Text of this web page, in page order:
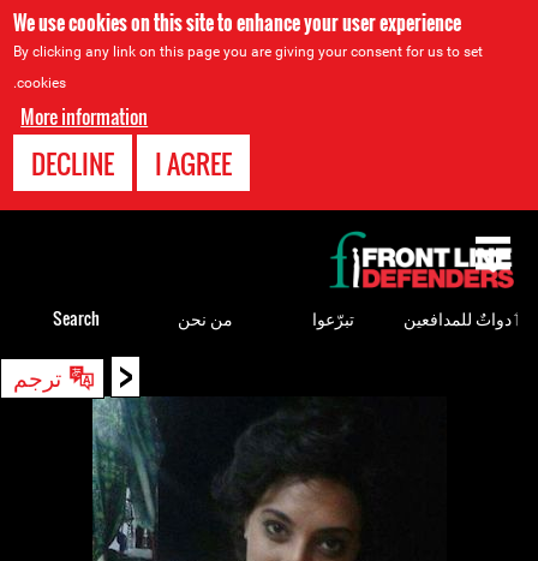
We use cookies on this site to enhance your user experience
By clicking any link on this page you are giving your consent for us to set
cookies.
More information
I AGREE
DECLINE
< ترجم
to
top
ٲدواتٌ للمدافعين تبرّعوا من نحن Search